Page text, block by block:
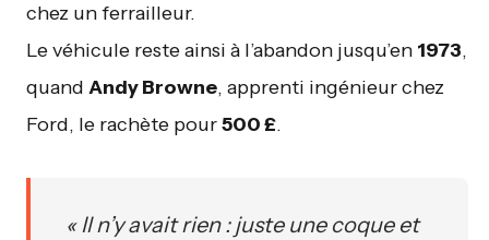
chez un ferrailleur.
Le véhicule reste ainsi à l’abandon jusqu’en 1973,
quand Andy Browne, apprenti ingénieur chez
Ford, le rachète pour500 £.
« Il n’y avait rien : juste une coque et